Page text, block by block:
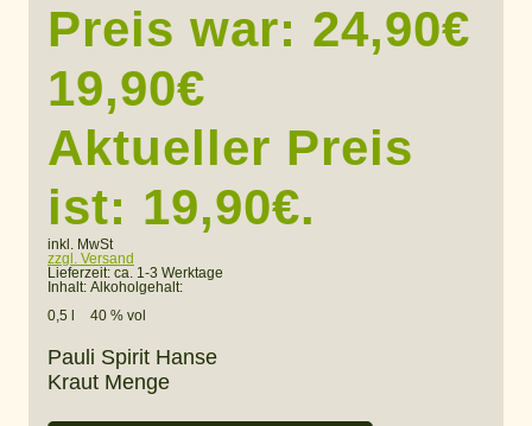
Preis war: 24,90€
19,90€
Aktueller Preis
ist: 19,90€.
inkl. MwSt
zzgl. Versand
Lieferzeit: ca. 1-3 Werktage
Inhalt:
0,5 l
Alkoholgehalt:
40 % vol
Pauli Spirit Hanse
Kraut Menge